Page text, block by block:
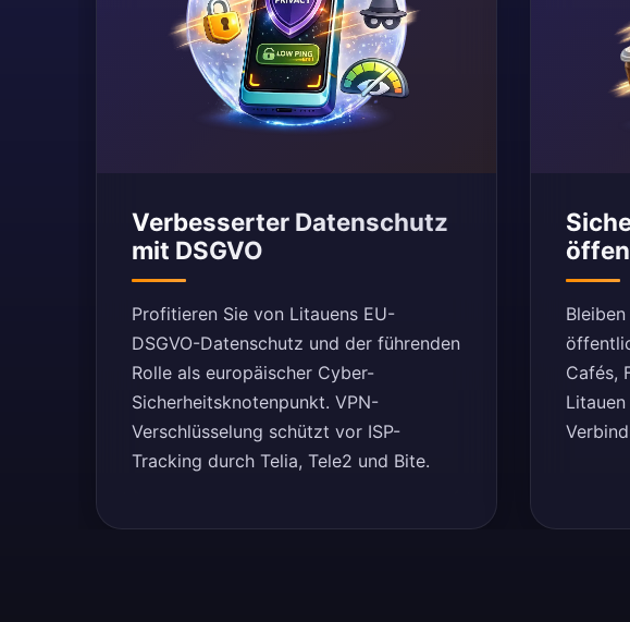
Verbesserter Datenschutz
mit DSGVO
Profitieren Sie von Litauens EU-
DSGVO-Datenschutz und der führenden
Rolle als europäischer Cyber-
Sicherheitsknotenpunkt. VPN-
Verschlüsselung schützt vor ISP-
Tracking durch Telia, Tele2 und Bite.
Cafés,